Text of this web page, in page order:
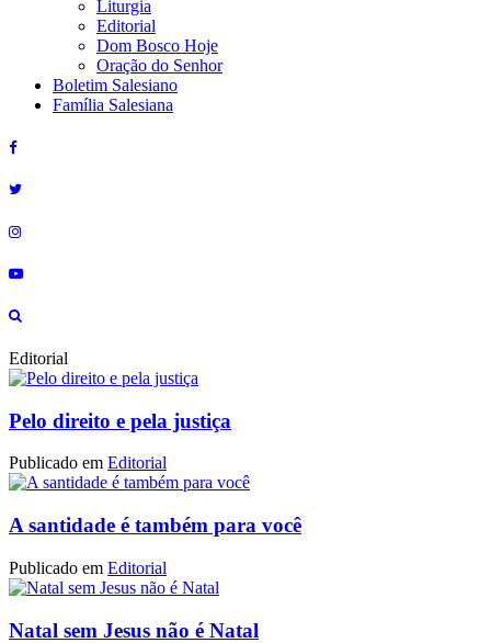
Liturgia
Editorial
Dom Bosco Hoje
Oração do Senhor
Boletim Salesiano
Família Salesiana
Editorial
Pelo direito e pela justiça
Publicado em Editorial
A santidade é também para você
Publicado em Editorial
Natal sem Jesus não é Natal